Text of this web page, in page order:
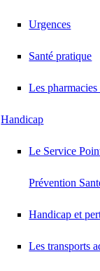
Urgences
Santé pratique
Les pharmacies
Handicap
Le Service
Prévention
Handicap et
Les transports